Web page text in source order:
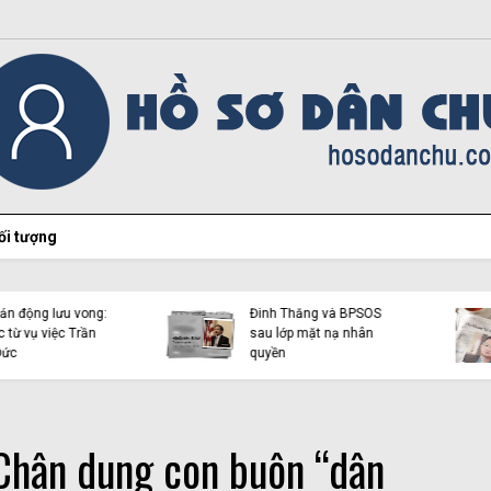
tượng
Việt Tân lại “chọc ngoáy”
bằng con mắt đôi tai dị
Tuệ và những luận điệu
dụng tôn giáo trên
dung con buôn “dân